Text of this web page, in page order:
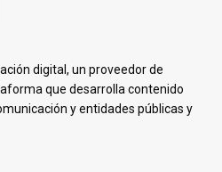
digital, un proveedor de
que desarrolla contenido
y entidades públicas y